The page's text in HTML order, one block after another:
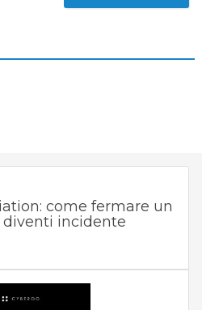
come fermare un
incidente